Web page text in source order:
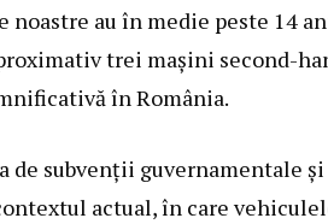
au în medie peste 14
trei mașini second-
în România.
de subvenții guvernamentale și
actual, în care